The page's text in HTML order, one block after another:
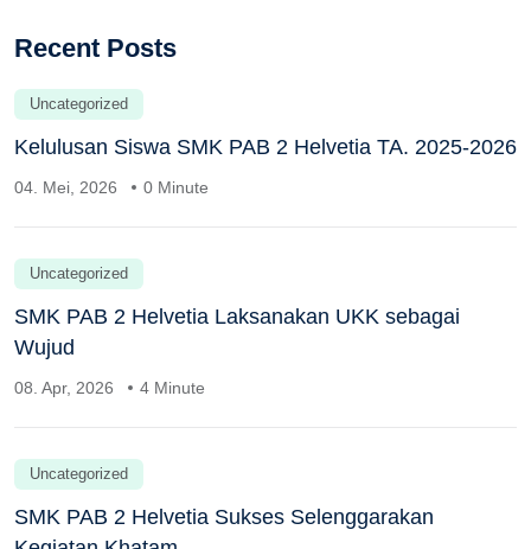
Recent Posts
Uncategorized
Kelulusan Siswa SMK PAB 2 Helvetia TA. 2025-2026
04. Mei, 2026 0 Minute
Uncategorized
SMK PAB 2 Helvetia Laksanakan UKK sebagai
Wujud
08. Apr, 2026 4 Minute
Uncategorized
SMK PAB 2 Helvetia Sukses Selenggarakan